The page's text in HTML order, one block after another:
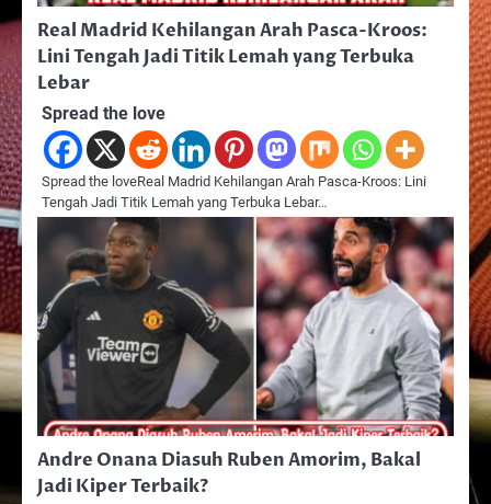
Real Madrid Kehilangan Arah Pasca-Kroos:
Lini Tengah Jadi Titik Lemah yang Terbuka
Lebar
Spread the love
Spread the loveReal Madrid Kehilangan Arah Pasca-Kroos: Lini
Tengah Jadi Titik Lemah yang Terbuka Lebar…
Andre Onana Diasuh Ruben Amorim, Bakal
Jadi Kiper Terbaik?